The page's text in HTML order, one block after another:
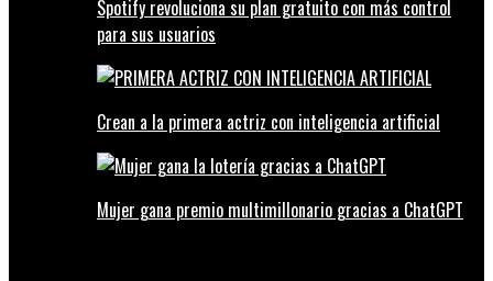
Spotify revoluciona su plan gratuito con más control
para sus usuarios
Crean a la primera actriz con inteligencia artificial
Mujer gana premio multimillonario gracias a ChatGPT